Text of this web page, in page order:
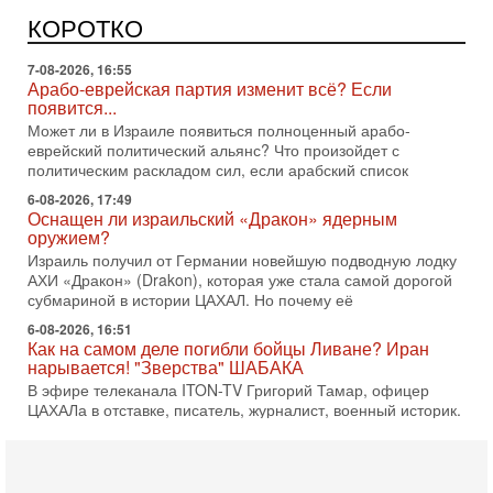
КОРОТКО
поворот: еврейский кандидат — на реальном месте в
списке одной из арабских партий. Причем речь идет
7-08-2026, 16:55
Арабо-еврейская партия изменит всё? Если
появится...
Может ли в Израиле появиться полноценный арабо-
еврейский политический альянс? Что произойдет с
политическим раскладом сил, если арабский список
6-08-2026, 17:49
Оснащен ли израильский «Дракон» ядерным
оружием?
Израиль получил от Германии новейшую подводную лодку
АХИ «Дракон» (Drakon), которая уже стала самой дорогой
субмариной в истории ЦАХАЛ. Но почему её
6-08-2026, 16:51
Как на самом деле погибли бойцы Ливане? Иран
нарывается! "Зверства" ШАБАКА
В эфире телеканала ITON-TV Григорий Тамар, офицер
ЦАХАЛа в отставке, писатель, журналист, военный историк.